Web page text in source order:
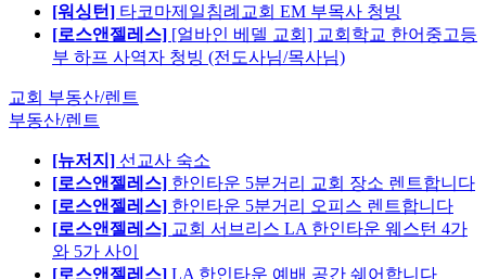
[워싱턴] 타코마제일침례교회 EM 부목사 청빙
[로스앤젤레스] [얼바인 베델 교회] 교회학교 한어중고등
부 하프 사역자 청빙 (전도사님/목사님)
교회 부동산/렌트
부동산/렌트
[뉴저지] 선교사 숙소
[로스앤젤레스] 한인타운 5분거리 교회 장소 렌트합니다
[로스앤젤레스] 한인타운 5분거리 오피스 렌트합니다
[로스앤젤레스] 교회 서브리스 LA 한인타운 웨스턴 4가
와 5가 사이
[로스앤젤레스] LA 한인타운 예배 공간 쉐어합니다